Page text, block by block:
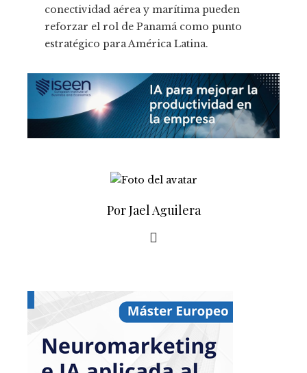
conectividad aérea y marítima pueden
reforzar el rol de Panamá como punto
estratégico para América Latina.
Por Jael Aguilera